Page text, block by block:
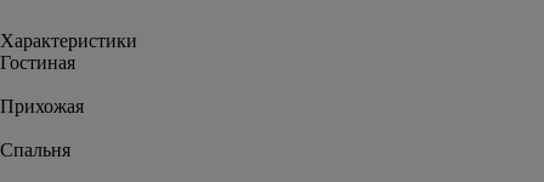
Характеристики
Гостиная
Прихожая
Спальня